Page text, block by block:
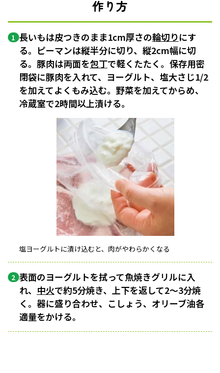
作り方
1 長いもは皮つきのまま1cm厚さの輪切りにす
る。ピーマンは縦半分に切り、縦2cm幅に切
る。豚肉は両面を包丁で軽くたたく。保存用密
閉袋に豚肉を入れて、ヨーグルト、塩大さじ1/2
を加えてよくもみ込む。野菜を加えてからめ、
冷蔵室で2時間以上漬ける。
塩ヨーグルトに漬け込むと、肉がやわらかくなる
2 表面のヨーグルトを拭って魚焼きグリルに入
れ、 中火で約5分焼き、上下を返して2～3分焼
く。器に盛り合わせ、こしょう、オリーブ油各
適量をかける。